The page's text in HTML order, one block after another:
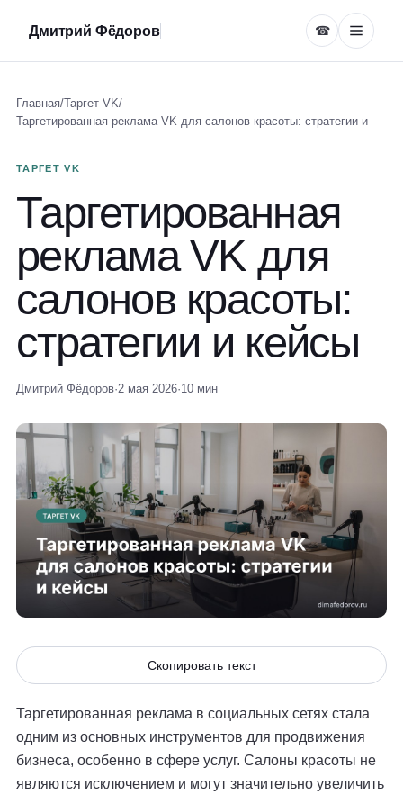
Дмитрий Фёдоров ☎
Главная/Таргет VK/
Таргетированная реклама VK для салонов красоты: стратегии и
ТАРГЕТ VK
Таргетированная
реклама VK для
салонов красоты:
стратегии и кейсы
Дмитрий Фёдоров·2 мая 2026·10 мин
Скопировать текст
Таргетированная реклама в социальных сетях стала
одним из основных инструментов для продвижения
бизнеса, особенно в сфере услуг. Салоны красоты не
являются исключением и могут значительно увеличить